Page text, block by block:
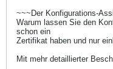
~~~Der Konfigurations-
Warum lassen Sie den
schon ein
Zertifikat haben und nur
Mit mehr detaillierter